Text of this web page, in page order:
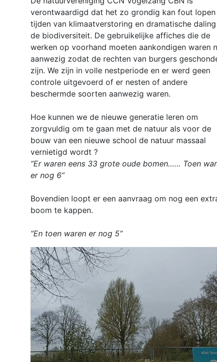
verontwaardigd dat het zo grondig kan fout lopen
tijden van klimaatverstoring en dramatische
de biodiversiteit. De gebruikelijke affiches die de
werken op voorhand moeten aankondigen waren
aanwezig zodat de rechten van burgers
zijn. We zijn in volle nestperiode en er werd geen
controle uitgevoerd of er nesten of andere
beschermde soorten aanwezig waren.
Hoe kunnen we de nieuwe generatie leren om
zorgvuldig om te gaan met de natuur als voor de
bouw van een nieuwe school de natuur massaal
vernietigd wordt ?
“Er waren eens 33 grote oude bomen…… Toen
er nog 6”
Bovendien loopt er een aanvraag om nog een
boom te kappen.
“En toen waren er nog 5”